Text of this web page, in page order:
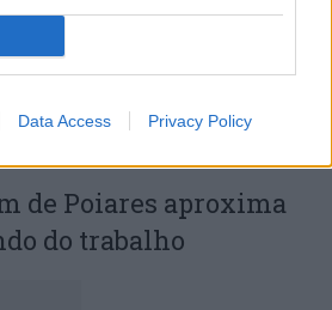
Data Access Privacy Policy
de Poiares aproxima
do trabalho